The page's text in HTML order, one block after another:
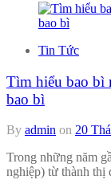
Tin Tức
Tìm hiểu bao bì
bao bì
By admin on 20
Trong những năm
nghiệp) từ thành